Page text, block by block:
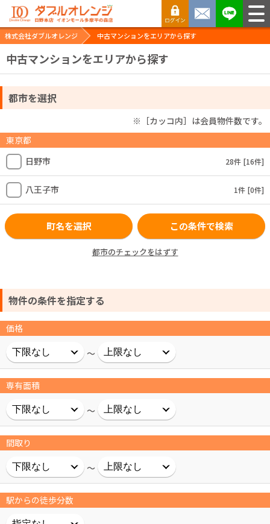
株式会社ダブルオレンジ 中古マンションをエリアから探す
中古マンションをエリアから探す
都市を選択
※［カッコ内］は会員物件数です。
東京都
日野市
28件 [16件]
八王子市 1件 [0件]
町名を選択 この条件で検索
都市のチェックをはずす
物件の条件を指定する
価格
～
専有面積
～
間取り
～
駅からの徒歩分数